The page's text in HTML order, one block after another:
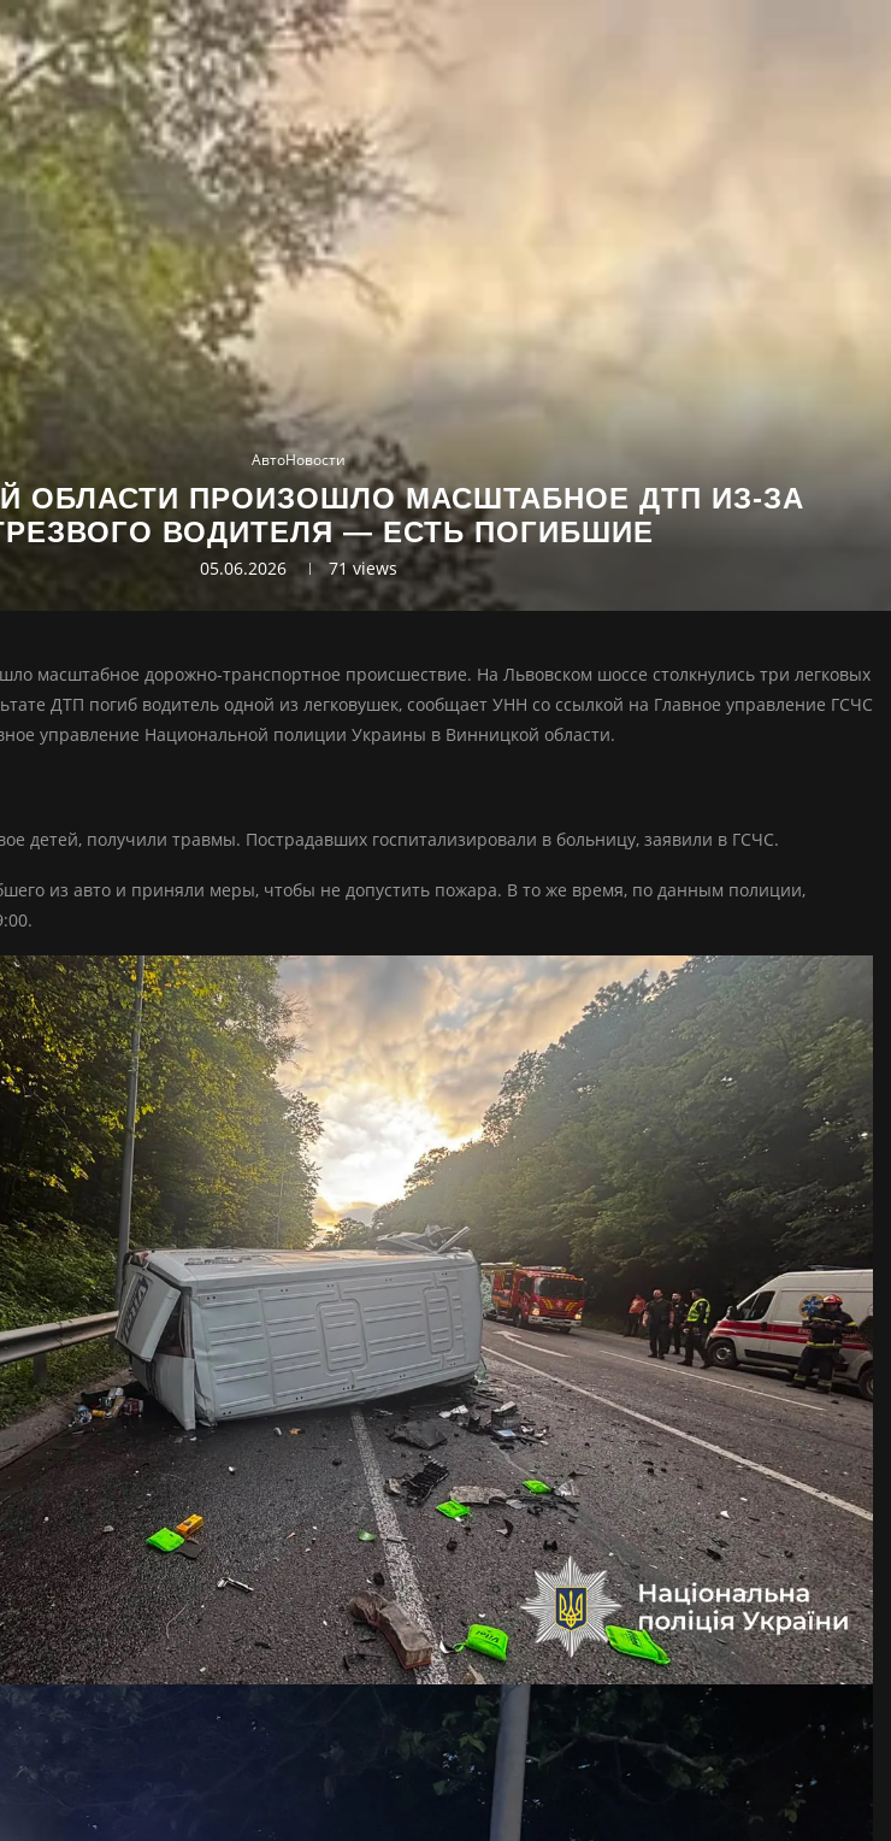
АвтоНовости
ОБЛАСТИ ПРОИЗОШЛО МАСШТАБНОЕ ДТП ИЗ-ЗА
ВОДИТЕЛЯ — ЕСТЬ ПОГИБШИЕ
05.06.2026 71views
масштабное дорожно-транспортное происшествие. На Львовском шоссе столкнулись три легковых
ДТП погиб водитель одной из легковушек, сообщает УНН со ссылкой на Главное управление ГСЧС
управление Национальной полиции Украины в Винницкой области.
детей, получили травмы. Пострадавших госпитализировали в больницу, заявили в ГСЧС.
из авто и приняли меры, чтобы не допустить пожара. В то же время, по данным полиции,